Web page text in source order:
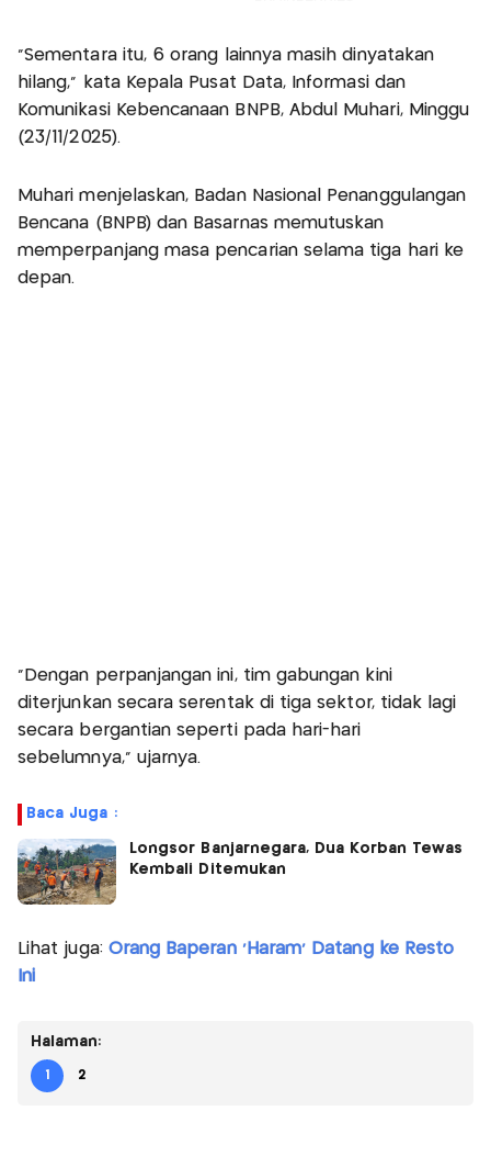
“Sementara itu, 6 orang lainnya masih dinyatakan
hilang,” kata Kepala Pusat Data, Informasi dan
Komunikasi Kebencanaan BNPB, Abdul Muhari, Minggu
(23/11/2025).
Muhari menjelaskan, Badan Nasional Penanggulangan
Bencana (BNPB) dan Basarnas memutuskan
memperpanjang masa pencarian selama tiga hari ke
depan.
“Dengan perpanjangan ini, tim gabungan kini
diterjunkan secara serentak di tiga sektor, tidak lagi
secara bergantian seperti pada hari-hari
sebelumnya,” ujarnya.
Baca Juga :
Longsor Banjarnegara, Dua Korban Tewas
Kembali Ditemukan
Lihat juga: Orang Baperan 'Haram' Datang ke Resto
Ini
Halaman:
1 2